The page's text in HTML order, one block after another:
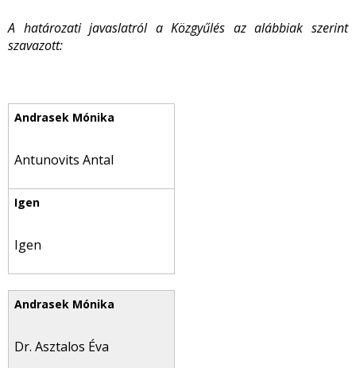
A határozati javaslatról a Közgyűlés az alábbiak szerint
szavazott:
Antunovits Antal
Igen
Dr. Asztalos Éva